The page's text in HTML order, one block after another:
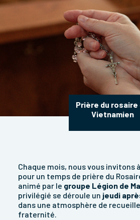
Prière du rosaire
Vietnamien
Chaque mois, nous vous invitons
pour un temps de prière du
animé par le groupe Légion de
privilégié se déroule un jeudi
dans une atmosphère de
fraternité.